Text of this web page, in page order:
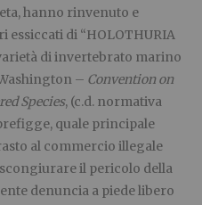
hanno rinvenuto e
essiccati di “HOLOTHURIA
di invertebrato marino
– Convention on
Species, (c.d. normativa
quale principale
al commercio illegale
il pericolo della
denuncia a piede libero